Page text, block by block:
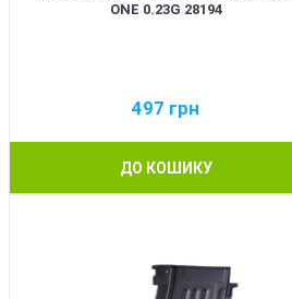
ONE 0.23G 28194
497 грн
ДО КОШИКУ